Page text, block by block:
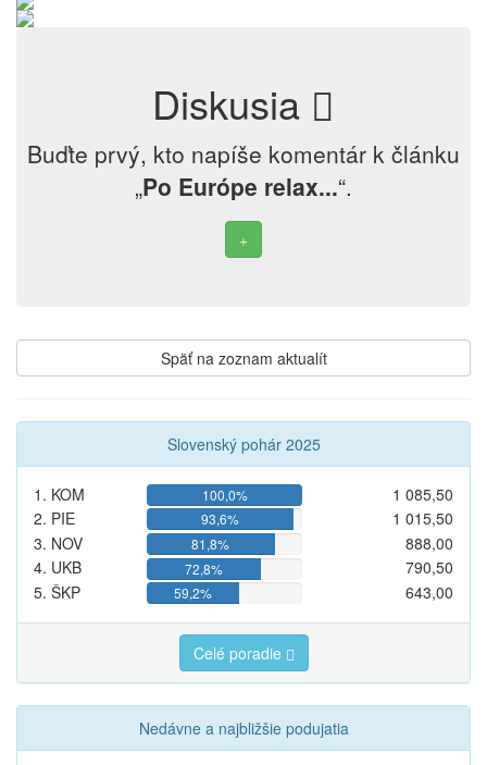
Diskusia
Buďte prvý, kto napíše komentár k článku
„Po Európe relax...“.
Späť na zoznam aktualít
Slovenský pohár 2025
1. KOM 100,0%
1 085,50
2. PIE
93,6%
1 015,50
3. NOV
81,8%
888,00
4. UKB
72,8%
790,50
5. ŠKP
59,2% 643,00
Celé poradie
Nedávne a najbližšie podujatia